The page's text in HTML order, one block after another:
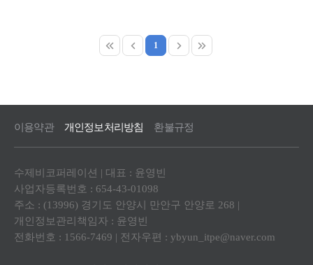
1
이용약관 개인정보처리방침 환불규정
수제비코퍼레이션 | 대표 : 윤영빈
사업자등록번호 : 654-43-01098
주소 : (13996) 경기도 안양시 만안구 안양로 268 |
개인정보관리책임자 : 윤영빈
전화번호 : 1566-7469 | 전자우편 : ybyun_itpe@naver.com